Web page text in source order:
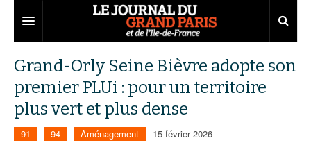
Territoires
Aménagement
Collectivités
Entreprises
Développement économique
Départements
Grand-Orly Seine Bièvre adopte son
premier PLUi : pour un territoire
plus vert et plus dense
91 94 Aménagement 15 février 2026